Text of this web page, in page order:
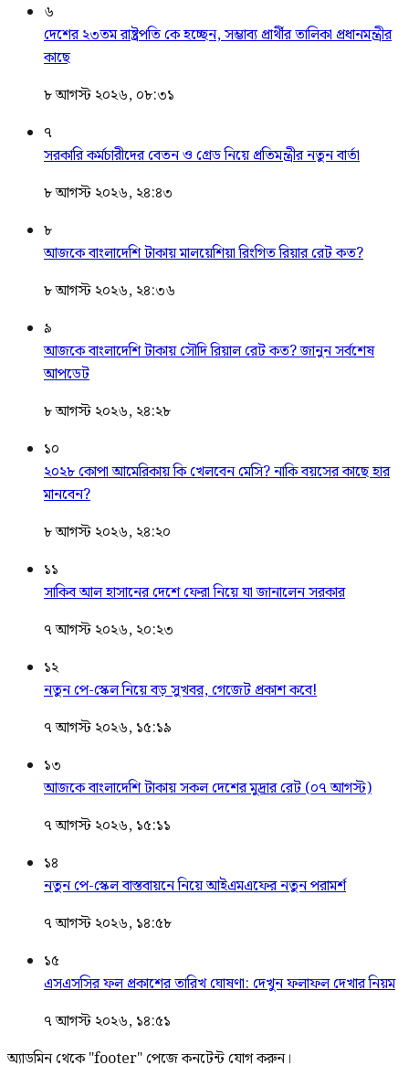
৬
দেশের ২৩তম রাষ্ট্রপতি কে হচ্ছেন, সম্ভাব্য প্রার্থীর তালিকা প্রধানমন্ত্রীর
কাছে
৮ আগস্ট ২০২৬, ০৮:৩১
৭
সরকারি কর্মচারীদের বেতন ও গ্রেড নিয়ে প্রতিমন্ত্রীর নতুন বার্তা
৮ আগস্ট ২০২৬, ২৪:৪৩
৮
আজকে বাংলাদেশি টাকায় মালয়েশিয়া রিংগিত রিয়ার রেট কত?
৮ আগস্ট ২০২৬, ২৪:৩৬
৯
আজকে বাংলাদেশি টাকায় সৌদি রিয়াল রেট কত? জানুন সর্বশেষ
আপডেট
৮ আগস্ট ২০২৬, ২৪:২৮
১০
২০২৮ কোপা আমেরিকায় কি খেলবেন মেসি? নাকি বয়সের কাছে হার
মানবেন?
৮ আগস্ট ২০২৬, ২৪:২০
১১
সাকিব আল হাসানের দেশে ফেরা নিয়ে যা জানালেন সরকার
৭ আগস্ট ২০২৬, ২০:২৩
১২
নতুন পে-স্কেল নিয়ে বড় সুখবর, গেজেট প্রকাশ কবে!
৭ আগস্ট ২০২৬, ১৫:১৯
১৩
আজকে বাংলাদেশি টাকায় সকল দেশের মুদ্রার রেট (০৭ আগস্ট)
৭ আগস্ট ২০২৬, ১৫:১১
১৪
নতুন পে-স্কেল বাস্তবায়নে নিয়ে আইএমএফের নতুন পরামর্শ
৭ আগস্ট ২০২৬, ১৪:৫৮
১৫
এসএসসির ফল প্রকাশের তারিখ ঘোষণা: দেখুন ফলাফল দেখার নিয়ম
৭ আগস্ট ২০২৬, ১৪:৫১
অ্যাডমিন থেকে "footer" পেজে কনটেন্ট যোগ করুন।